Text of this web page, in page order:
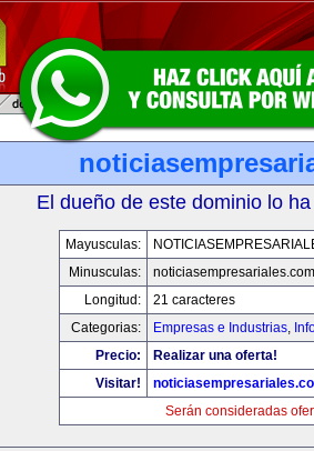
El dueño de este dominio lo
Mayusculas:
Minusculas:
noticiasempresariales.com
Longitud:
21 caracteres
Categorias:
Empresas e Industrias,
Precio:
Realizar una oferta!
Visitar!
Serán consideradas